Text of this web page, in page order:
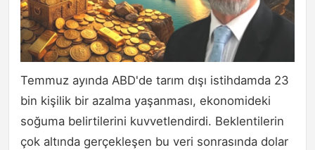
Temmuz ayında ABD'de tarım dışı istihdamda 23
bin kişilik bir azalma yaşanması, ekonomideki
soğuma belirtilerini kuvvetlendirdi. Beklentilerin
çok altında gerçekleşen bu veri sonrasında dolar